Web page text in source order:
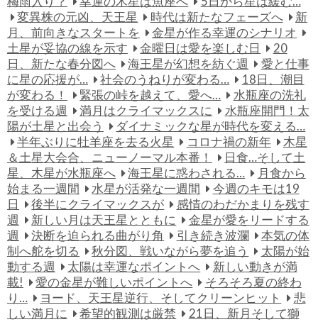
変異株の元凶、天王星
時代は新たなフェーズへ
新
月、前向きなスタートを
金星が作る幸運のシナリオ
土星が妥協の線を示す
金曜日は愛を楽しむ日
20
日、新たな春分図へ
海王星が幻想を紡ぐ週
愛と仕事
に星の応援が…
社会のうねりが変わる…
18日、潮目
が変わる！
緊張の峠を越えて、愛へ…
水瓶座の洗礼
を受ける週
満月はクライマックスに
水瓶座開門！太
陽が土星と出会う
ダイナミックな星が時代を変える…
半年ぶりに牡羊座を去る火星
コロナ禍の新年
木星
＆土星大会合、ニューノーマル本番！
日食…そして土
星、木星が水瓶座へ
海王星に惑わされる…
月食から
始まる一週間
水星が活発な一週間
今週のキモは19
日
後半にクライマックスが
感情のわだかまりを残す
週
新しい月は天王星とともに
金星が愛をリードする
週
決断を迫られる曲がり角 引き続き波瀾
本気の体
制へ舵を切る
秋分図、戦いながら夢を追う
太陽が始
動する週
太陽は幸運なポイントへ
新しい動きが満
載!
愛の金星が難しいポイントへ
そろそろ夏の終わ
り…
ヨード、天王星逆行、そしてクリーンヒット
悲
しい満月に
希望的観測は厳禁 21日、新月そして獅